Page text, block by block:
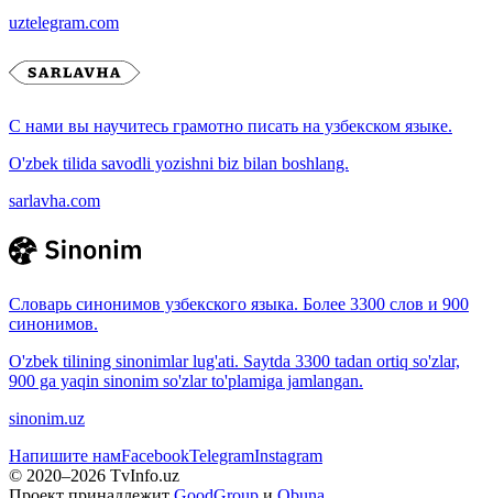
uztelegram.com
С нами вы научитесь грамотно писать на узбекском языке.
O'zbek tilida savodli yozishni biz bilan boshlang.
sarlavha.com
Словарь синонимов узбекского языка. Более 3300 слов и 900
синонимов.
O'zbek tilining sinonimlar lug'ati. Saytda 3300 tadan ortiq so'zlar,
900 ga yaqin sinonim so'zlar to'plamiga jamlangan.
sinonim.uz
Напишите намFacebookTelegramInstagram
© 2020–2026 TvInfo.uz